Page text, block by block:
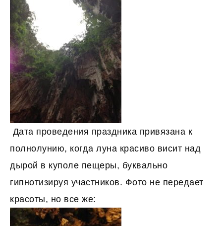
Дата проведения праздника привязана к
полнолунию, когда луна красиво висит над
дырой в куполе пещеры, буквально
гипнотизируя участников. Фото не передает
красоты, но все же: